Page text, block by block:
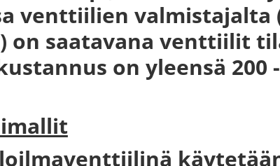
venttiilien valmistajalta
on saatavana venttiilit
on yleensä 200